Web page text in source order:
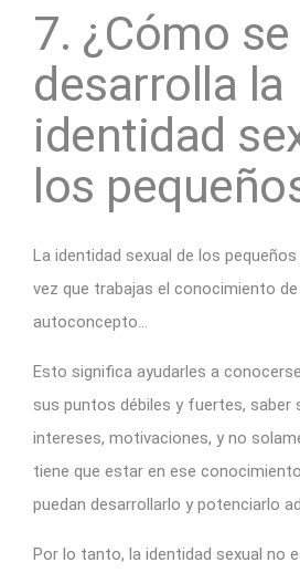
7. ¿Cómo se
desarrolla la
identidad
los
La identidad sexual de los
vez que trabajas el conocimiento
autoconcepto…
Esto significa ayudarles a
sus puntos débiles y fuertes, saber
intereses, motivaciones, y no
tiene que estar en ese
puedan desarrollarlo y potenciarlo
Por lo tanto, la identidad sexual no